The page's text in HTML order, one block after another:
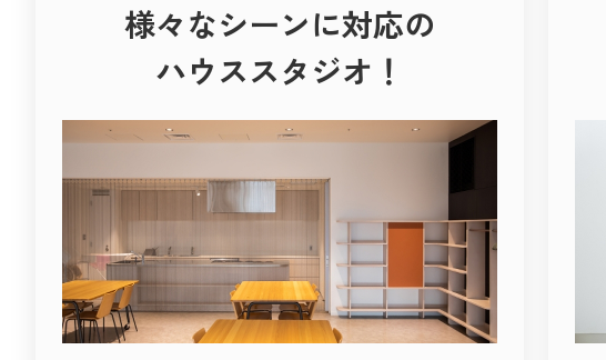
様々なシーンに対応の
ハウススタジオ！